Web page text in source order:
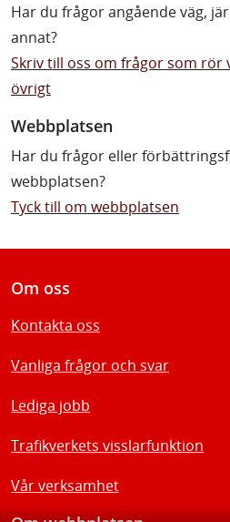
Har du frågor angående väg,
annat?
Skriv till oss om frågor som rör
övrigt
Webbplatsen
Har du frågor eller
webbplatsen?
Tyck till om webbplatsen
Om oss
Kontakta oss
Vanliga frågor och svar
Lediga jobb
Trafikverkets visslarfunktion
Vår verksamhet